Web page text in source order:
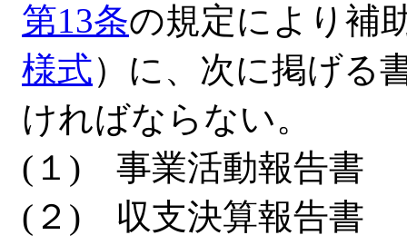
第13条の規定により補
様式）に、次に掲げる
ければならない。
(１) 事業活動報告書
(２) 収支決算報告書